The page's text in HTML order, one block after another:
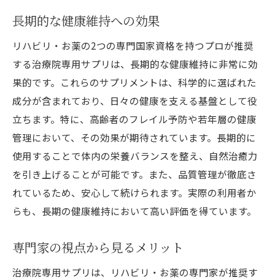
長期的な健康維持への効果
リハビリ・お薬の2つの専門国家資格を持つプロが推奨
する治療院専用サプリは、長期的な健康維持に非常に効
果的です。これらのサプリメントは、科学的に選ばれた
成分が含まれており、日々の健康を支える基盤として役
立ちます。特に、高齢者のフレイル予防や若年層の健康
管理において、その効果が期待されています。長期的に
使用することで体内の栄養バランスを整え、自然治癒力
を引き上げることが可能です。また、品質管理が徹底さ
れているため、安心して続けられます。実際の利用者か
らも、長期の健康維持において高い評価を得ています。
専門家の視点から見るメリット
治療院専用サプリは、リハビリ・お薬の専門家が推奨す